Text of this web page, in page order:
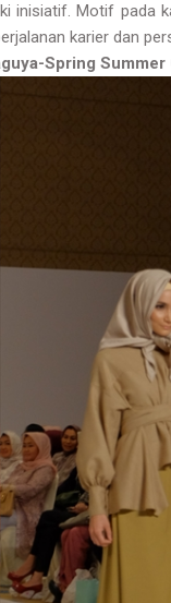
inisiatif. Motif pada
karier dan
Spring